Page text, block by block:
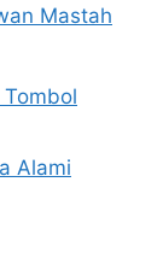
Mastah
Alami